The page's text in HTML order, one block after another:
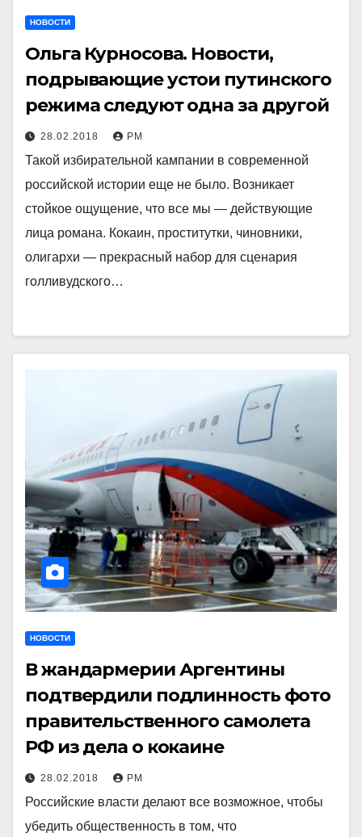
НОВОСТИ
Ольга Курносова. Новости,
подрывающие устои путинского
режима следуют одна за другой
28.02.2018 РМ
Такой избирательной кампании в современной
российской истории еще не было. Возникает
стойкое ощущение, что все мы — действующие
лица романа. Кокаин, проститутки, чиновники,
олигархи — прекрасный набор для сценария
голливудского…
НОВОСТИ
В жандармерии Аргентины
подтвердили подлинность фото
правительственного самолета
РФ из дела о кокаине
28.02.2018 РМ
Российские власти делают все возможное, чтобы
убедить общественность в том, что